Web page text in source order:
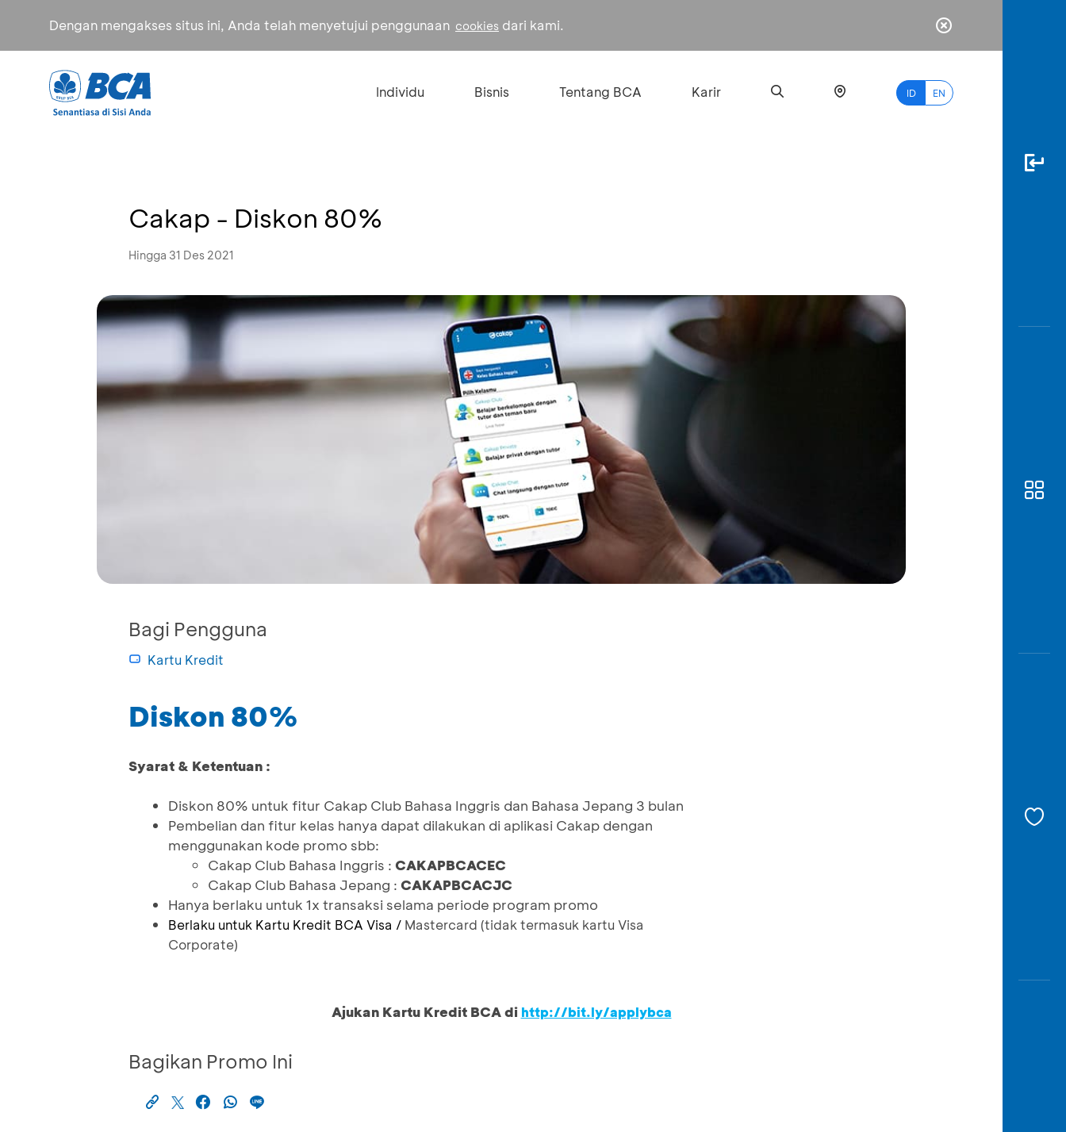
Dengan mengakses situs ini, Anda telah menyetujui penggunaan cookies dari kami.
Individu Bisnis Tentang BCA Karir ID EN
Cakap - Diskon 80%
Hingga 31 Des 2021
Bagi Pengguna
Kartu Kredit
Diskon 80%
Syarat & Ketentuan :
Diskon 80% untuk fitur Cakap Club Bahasa Inggris dan Bahasa Jepang 3 bulan
Pembelian dan fitur kelas hanya dapat dilakukan di aplikasi Cakap dengan
menggunakan kode promo sbb:
Cakap Club Bahasa Inggris : CAKAPBCACEC
Cakap Club Bahasa Jepang : CAKAPBCACJC
Hanya berlaku untuk 1x transaksi selama periode program promo
Berlaku untuk Kartu Kredit BCA Visa / Mastercard (tidak termasuk kartu Visa
Corporate)
Ajukan Kartu Kredit BCA di http://bit.ly/applybca
Bagikan Promo Ini